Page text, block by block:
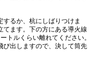
るか、杭にしばりつけま
てます。下の方にある導火線
トルくらい離れてください。
び出しますので、決して筒先